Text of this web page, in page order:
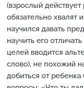
(взрослый
обязательно хвалят
научился давать
научить его
целей вводится
слово), не похожий
добиться от ребенка